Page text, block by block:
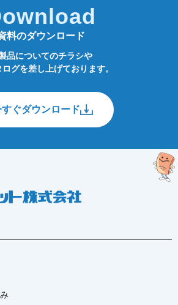
料のダウンロード
品についてのチラシや
グを差し上げております。
すぐダウンロード